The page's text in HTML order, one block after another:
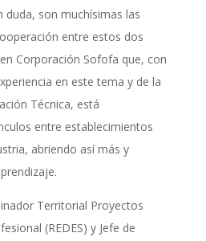
duda, son muchísimas las
entre estos dos
Corporación Sofofa que, con
en este tema y de la
Técnica, está
entre establecimientos
abriendo así más y
Territorial Proyectos
(REDES) y Jefe de